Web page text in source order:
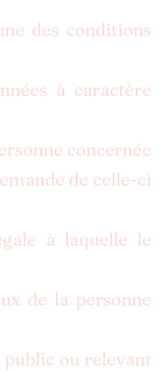
des conditions
à caractère
concernée
de celle-ci
à laquelle le
de la personne
ou relevant